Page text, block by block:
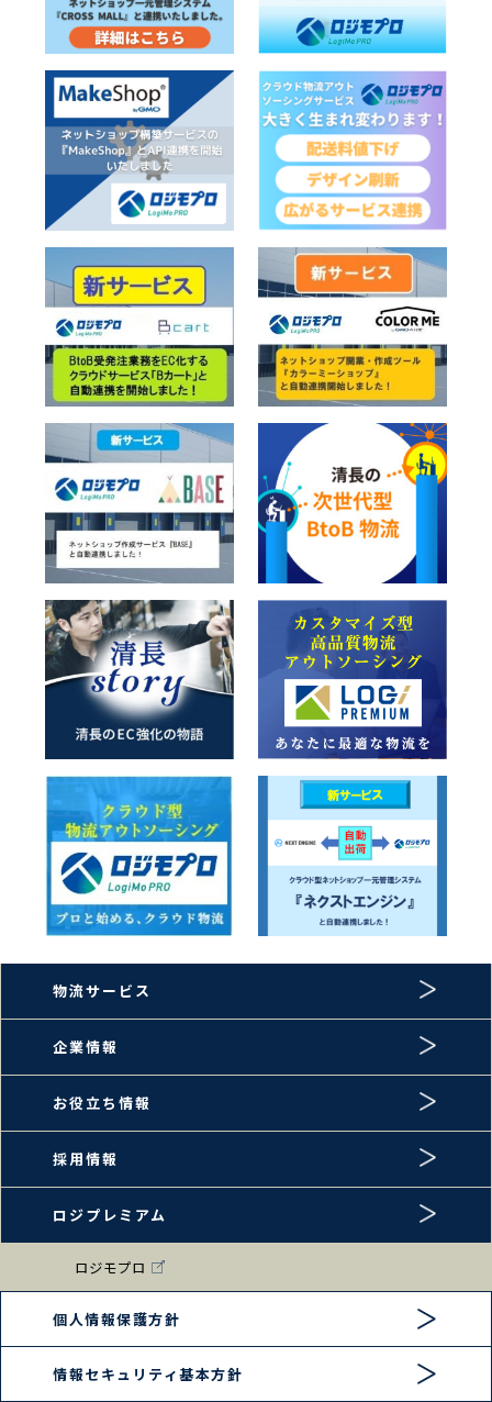
物流サービス
企業情報
お役立ち情報
採用情報
ロジプレミアム
ロジモプロ
個人情報保護方針
情報セキュリティ基本方針